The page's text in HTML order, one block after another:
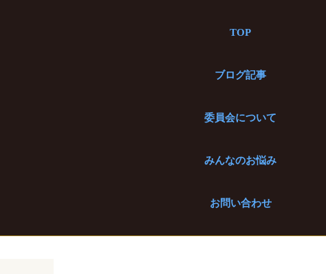
TOP
ブログ記事
委員会について
みんなのお悩み
お問い合わせ